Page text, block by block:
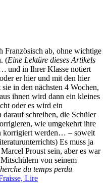
Französisch ab, ohne wichtige
(Eine Lektüre dieses Artikels
und in Ihrer Klasse notiert
er hier und mit den hier
in den nächsten 4 Wochen,
ihnen wird dann ein kleines
oder es wird ein
schreiben, die Schüler
wie umgekehrt ihre
korrigiert werden… – soweit
Es muss ja
Proust sein, aber es war
von seinem
du temps perdu
Lire